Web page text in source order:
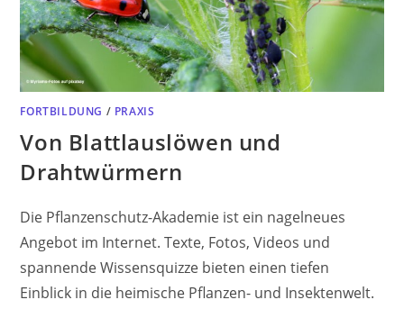
FORTBILDUNG / PRAXIS
Von Blattlauslöwen und
Drahtwürmern
Die Pflanzenschutz-Akademie ist ein nagelneues
Angebot im Internet. Texte, Fotos, Videos und
spannende Wissensquizze bieten einen tiefen
Einblick in die heimische Pflanzen- und Insektenwelt.